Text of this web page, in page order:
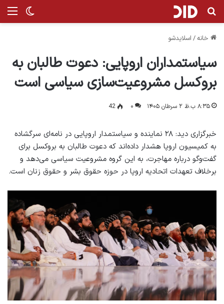
تغییر جستجو برای
خانه/ اسلایدشو
سیاستمداران اروپایی: دعوت طالبان به
بروکسل مشروعیت‌سازی سیاسی است
۸:۳۵ ب.ظ ۲ سرطان ۱۴۰۵ ۰ 42
خبرگزاری دید: ۲۸ نماینده و سیاستمدار اروپایی در نامه‌ای سرگشاده
به کمیسیون اروپا هشدار داده‌اند که دعوت طالبان به بروکسل برای
گفت‌وگو درباره مهاجرت، به این گروه مشروعیت سیاسی می‌دهد و
برخلاف تعهدات اتحادیه اروپا در حوزه حقوق بشر و حقوق زنان است.